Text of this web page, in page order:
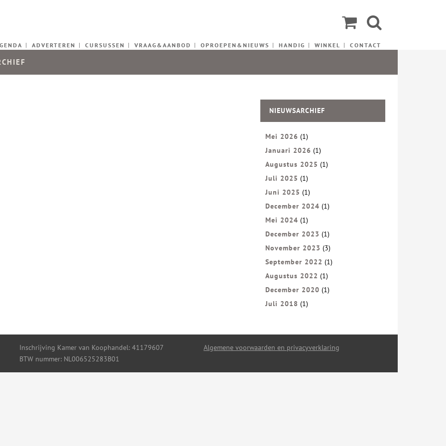
ADVERTEREN CURSUSSEN VRAAG&AANBOD OPROEPEN&NIEUWS HANDIG WINKEL CONTACT
NIEUWSARCHIEF
Mei 2026 (1)
Januari 2026 (1)
Augustus 2025 (1)
Juli 2025 (1)
Juni 2025 (1)
December 2024 (1)
Mei 2024 (1)
December 2023 (1)
November 2023 (3)
September 2022 (1)
Augustus 2022 (1)
December 2020 (1)
Juli 2018 (1)
Inschrijving Kamer van Koophandel: 41179607
BTW nummer: NL006525283B01
Algemene voorwaarden en privacyverklaring